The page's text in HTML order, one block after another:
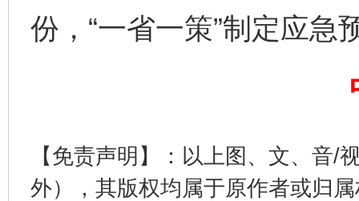
份，“一省一策”制定应急
【免责声明】：以上图、文、音/
外），其版权均属于原作者或归